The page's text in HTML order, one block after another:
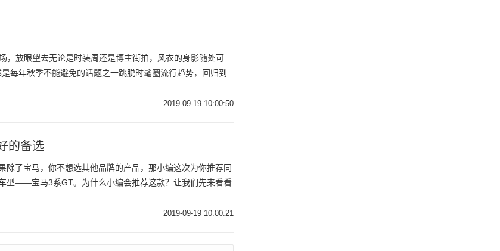
，放眼望去无论是时装周还是博主街拍，风衣的身影随处可
每年秋季不能避免的话题之一跳脱时髦圈流行趋势，回归到
2019-09-19 10:00:50
的备选
除了宝马，你不想选其他品牌的产品，那小编这次为你推荐同
型——宝马3系GT。为什么小编会推荐这款？让我们先来看看
2019-09-19 10:00:21